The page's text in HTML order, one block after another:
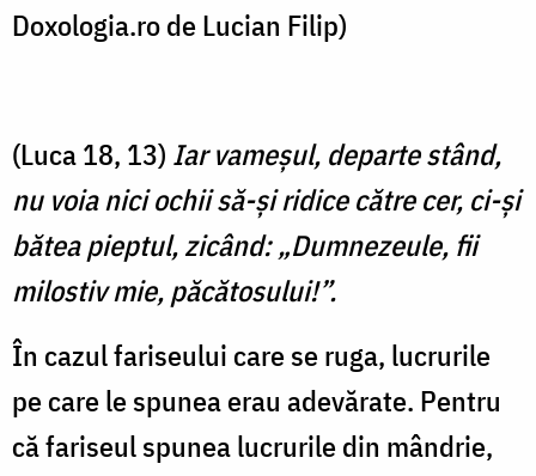
Doxologia.ro de Lucian Filip)
(Luca 18, 13) Iar vameşul, departe stând,
nu voia nici ochii să-şi ridice către cer, ci-şi
bătea pieptul, zicând: „Dumnezeule, fii
milostiv mie, păcătosului!”.
În cazul fariseului care se ruga, lucrurile
pe care le spunea erau adevărate. Pentru
că fariseul spunea lucrurile din mândrie,